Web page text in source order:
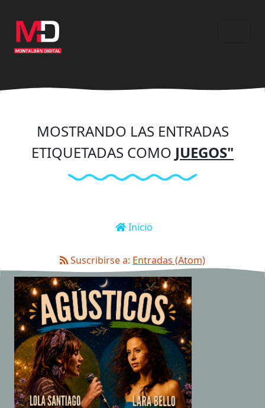
contenido
principal
MOSTRANDO LAS ENTRADAS
ETIQUETADAS COMO JUEGOS"
Inicio
Suscribirse a: Entradas (Atom)